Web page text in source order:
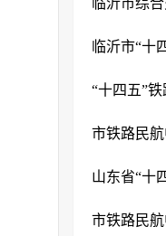
临沂市综
临沂市“十
“十四五”
山东省“十
市铁路民